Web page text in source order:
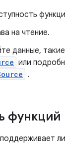
на чтение.
данные,
или
.
функций